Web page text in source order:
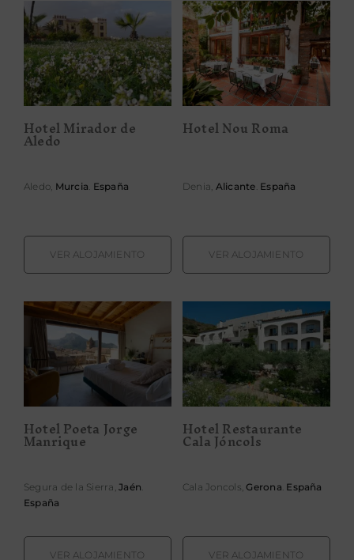
Hotel Mirador
de Aledo
Hotel Mirador de
Aledo
Aledo, Murcia. España
VER ALOJAMIENTO
Hotel Nou
Roma
Hotel Nou Roma
Denia, Alicante. España
VER ALOJAMIENTO
Hotel Poeta
Jorge Manrique
Hotel Poeta Jorge
Manrique
Segura de la Sierra,Jaén.
España
VER ALOJAMIENTO
Hotel
Restaurante
Cala Jóncols
Hotel Restaurante
Cala Jóncols
Cala Joncols,Gerona. España
VER ALOJAMIENTO